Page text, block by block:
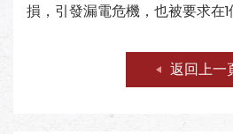
損，引發漏電危機，也被要求在1
返回上一